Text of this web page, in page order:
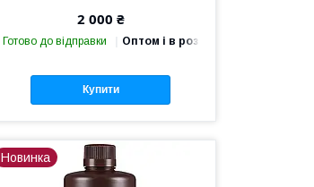
2 000 ₴
Готово до відправки Оптом і в роздріб
Купити
Новинка